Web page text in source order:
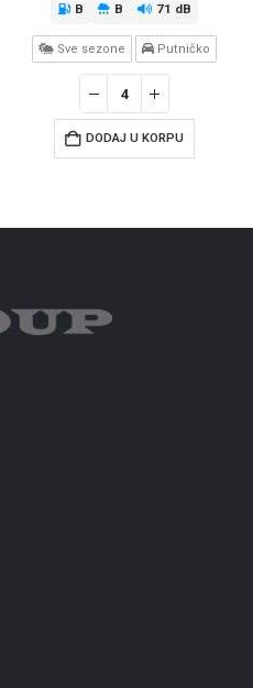
B B 71 dB
Sve sezone Putničko
DODAJ U KORPU